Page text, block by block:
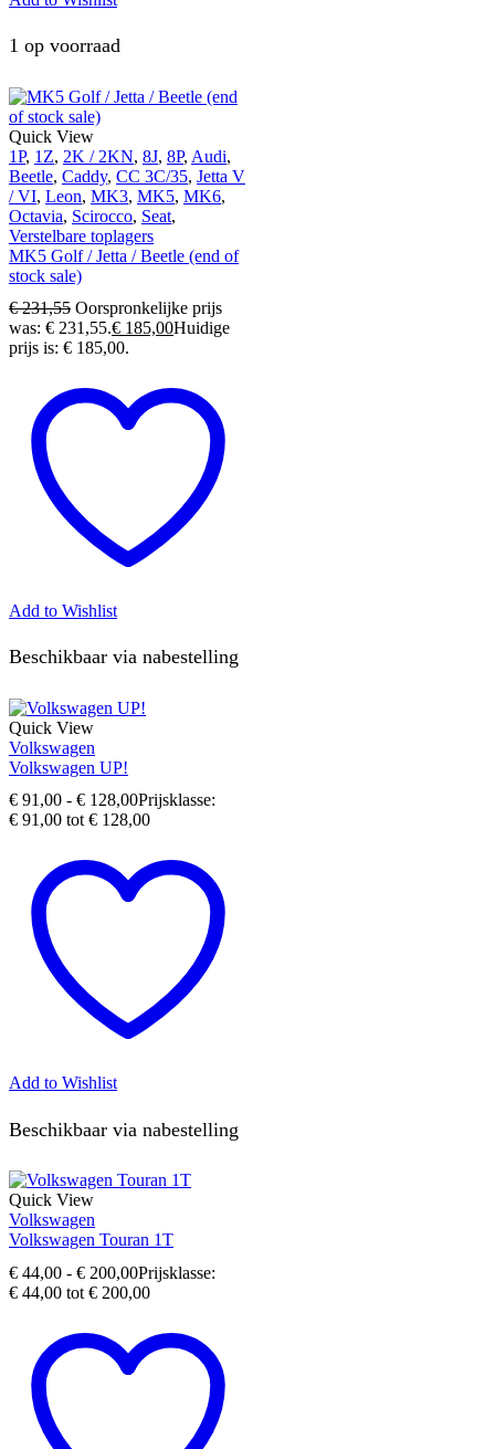
1 op voorraad
Quick View
1P, 1Z, 2K / 2KN, 8J, 8P, Audi,
Beetle, Caddy, CC 3C/35, Jetta V
/ VI, Leon, MK3, MK5, MK6,
Octavia, Scirocco, Seat,
Verstelbare toplagers
MK5 Golf / Jetta / Beetle (end of
stock sale)
€231,55 Oorspronkelijke prijs
was: € 231,55.€ 185,00Huidige
prijs is: € 185,00.
Add to Wishlist
Beschikbaar via nabestelling
Quick View
Volkswagen
Volkswagen UP!
€ 91,00 - € 128,00Prijsklasse:
€ 91,00 tot € 128,00
Add to Wishlist
Beschikbaar via nabestelling
Quick View
Volkswagen
Volkswagen Touran 1T
€ 44,00 - € 200,00Prijsklasse:
€ 44,00 tot € 200,00